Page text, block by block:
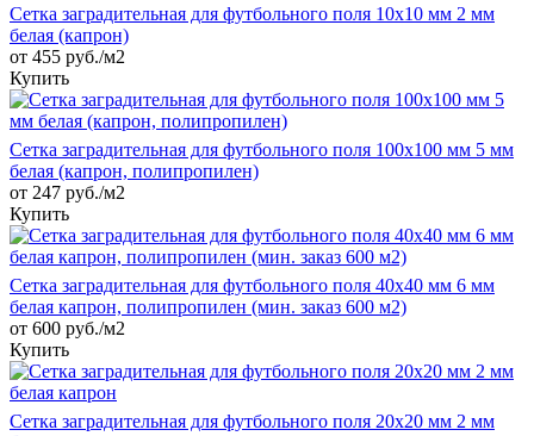
Сетка заградительная для футбольного поля 10х10 мм 2 мм
белая (капрон)
от 455 руб./м2
Купить
Сетка заградительная для футбольного поля 100х100 мм 5 мм
белая (капрон, полипропилен)
от 247 руб./м2
Купить
Сетка заградительная для футбольного поля 40х40 мм 6 мм
белая капрон, полипропилен (мин. заказ 600 м2)
от 600 руб./м2
Купить
Сетка заградительная для футбольного поля 20х20 мм 2 мм